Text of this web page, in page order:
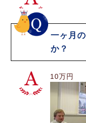
一ヶ月
か？
10万円